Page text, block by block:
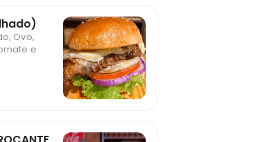
Ovo,
e